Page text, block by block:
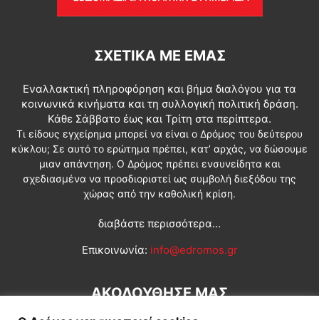
ΣΧΕΤΙΚΆ ΜΕ ΕΜΆΣ
Εναλλακτική πληροφόρηση και βήμα διαλόγου για τα
κοινωνικά κινήματα και τη συλλογική πολιτική δράση.
Κάθε Σάββατο έως και Τρίτη στα περίπτερα.
Τι είδους εγχείρημα μπορεί να είναι ο Δρόμος του δεύτερου
κύκλου; Σε αυτό το ερώτημα πρέπει, κατ’ αρχάς, να δώσουμε
μιαν απάντηση. Ο Δρόμος πρέπει ενσυνείδητα και
σχεδιασμένα να προσδιοριστεί ως συμβολή διεξόδου της
χώρας από την καθολική κρίση.
διαβάστε περισσότερα...
Επικοινωνία: info@edromos.gr
ΑΚΟΛΟΥΘΗΣΕ ΜΑΣ